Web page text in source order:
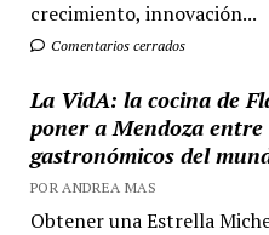
crecimiento, innovación...
Comentarios cerrados
La VidA: la cocina de
poner a Mendoza
gastronómicos del
POR ANDREA MAS
Obtener una Estrella